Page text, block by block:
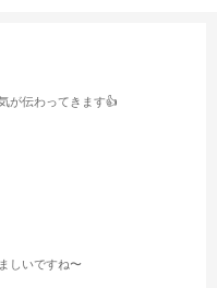
が伝わってきます👍
しいですね〜